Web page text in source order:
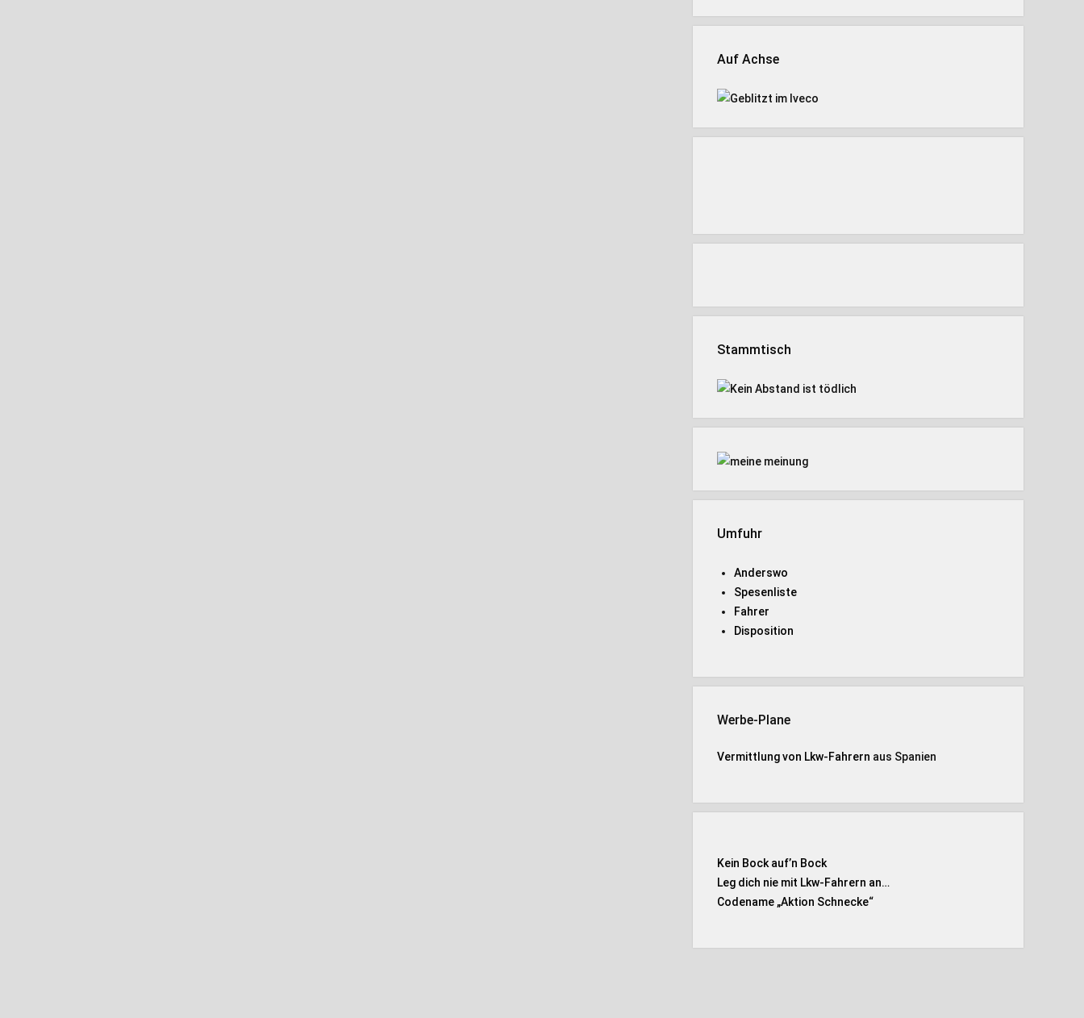
Auf Achse
Stammtisch
Umfuhr
Anderswo
Spesenliste
Fahrer
Disposition
Werbe-Plane
Vermittlung von Lkw-Fahrern aus Spanien
Kein Bock auf’n Bock
Leg dich nie mit Lkw-Fahrern an…
Codename „Aktion Schnecke“